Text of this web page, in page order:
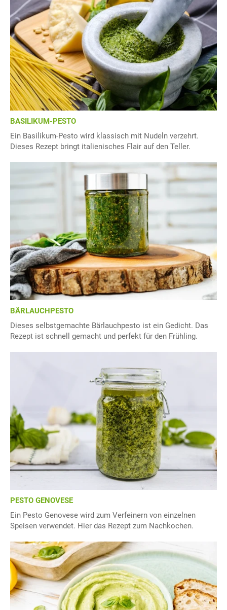
BASILIKUM-PESTO
Ein Basilikum-Pesto wird klassisch mit Nudeln verzehrt.
Dieses Rezept bringt italienisches Flair auf den Teller.
BÄRLAUCHPESTO
Dieses selbstgemachte Bärlauchpesto ist ein Gedicht. Das
Rezept ist schnell gemacht und perfekt für den Frühling.
PESTO GENOVESE
Ein Pesto Genovese wird zum Verfeinern von einzelnen
Speisen verwendet. Hier das Rezept zum Nachkochen.